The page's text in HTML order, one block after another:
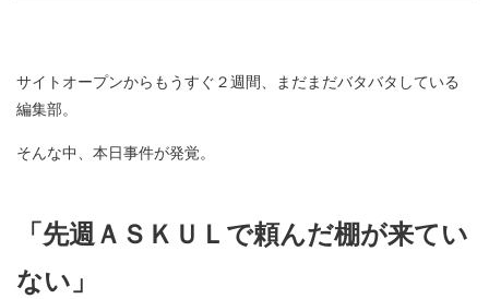
サイトオープンからもうすぐ２週間、まだまだバタバタしている
編集部。
そんな中、本日事件が発覚。
「先週ＡＳＫＵＬで頼んだ棚が来てい
ない」